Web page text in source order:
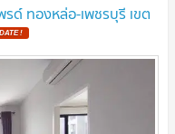
รด์ ทองหล่อ-เพชรบุรี เขต
!